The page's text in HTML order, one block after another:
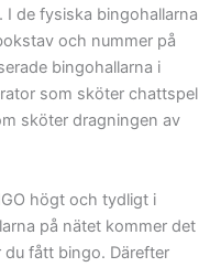
de fysiska bingohallarna
och nummer på
bingohallarna i
som sköter chattspel
sköter dragningen av
högt och tydligt i
på nätet kommer det
du fått bingo. Därefter